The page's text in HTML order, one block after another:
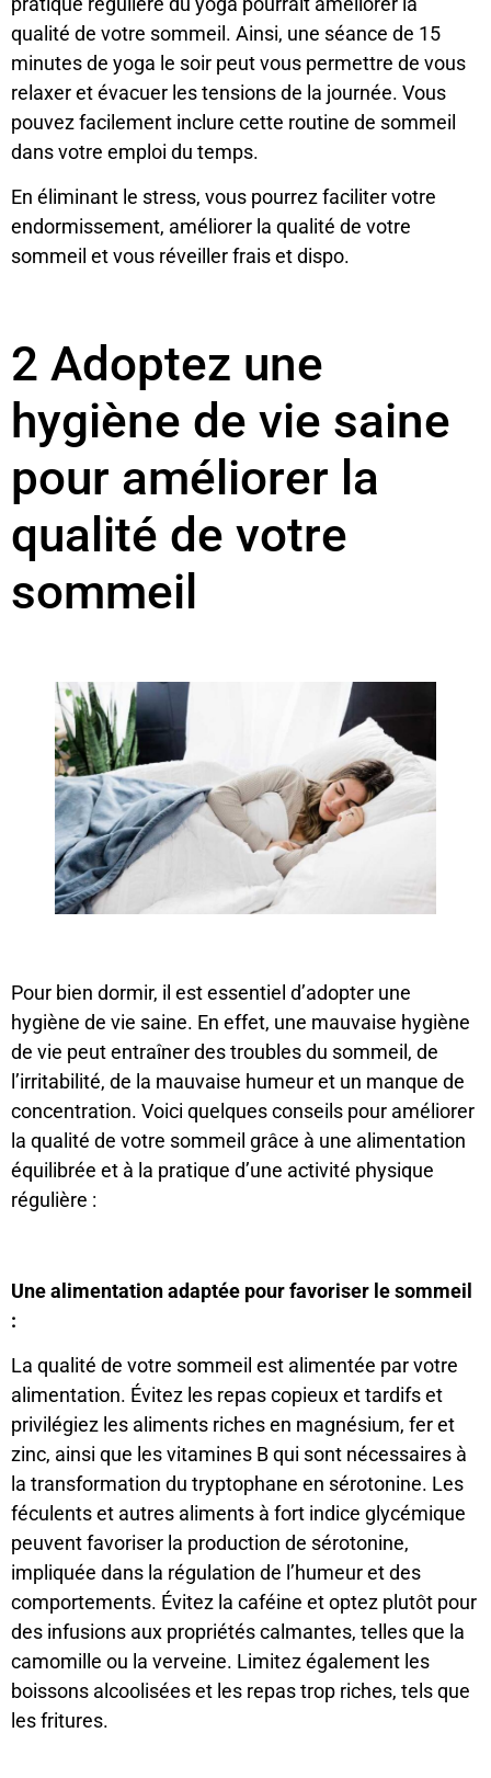
qualité de votre sommeil. Ainsi, une séance de 15
minutes de yoga le soir peut vous permettre de vous
relaxer et évacuer les tensions de la journée. Vous
pouvez facilement inclure cette routine de sommeil
dans votre emploi du temps.
En éliminant le stress, vous pourrez faciliter votre
endormissement, améliorer la qualité de votre
sommeil et vous réveiller frais et dispo.
2 Adoptez une
hygiène de vie saine
pour améliorer la
qualité de votre
sommeil
Pour bien dormir, il est essentiel d’adopter une
hygiène de vie saine. En effet, une mauvaise hygiène
de vie peut entraîner des troubles du sommeil, de
l’irritabilité, de la mauvaise humeur et un manque de
concentration. Voici quelques conseils pour améliorer
la qualité de votre sommeil grâce à une alimentation
équilibrée et à la pratique d’une activité physique
régulière :
Une alimentation adaptée pour favoriser le sommeil
:
La qualité de votre sommeil est alimentée par votre
alimentation. Évitez les repas copieux et tardifs et
privilégiez les aliments riches en magnésium, fer et
zinc, ainsi que les vitamines B qui sont nécessaires à
la transformation du tryptophane en sérotonine. Les
féculents et autres aliments à fort indice glycémique
peuvent favoriser la production de sérotonine,
impliquée dans la régulation de l’humeur et des
comportements. Évitez la caféine et optez plutôt pour
des infusions aux propriétés calmantes, telles que la
camomille ou la verveine. Limitez également les
boissons alcoolisées et les repas trop riches, tels que
les fritures.